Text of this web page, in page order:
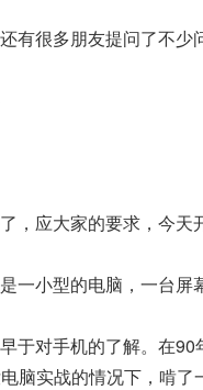
很多朋友提问了不少
应大家的要求，今天
小型的电脑，一台屏
对手机的了解。在90
脑实战的情况下，啃了